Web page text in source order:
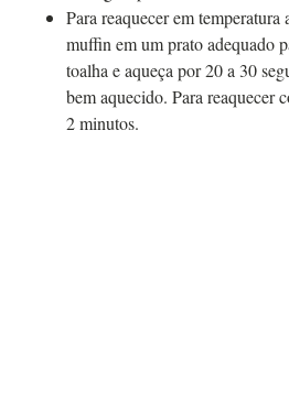
Para reaquecer em
muffin em um prato adequado
toalha e aqueça por 20 a 30
bem aquecido. Para reaquecer
2 minutos.